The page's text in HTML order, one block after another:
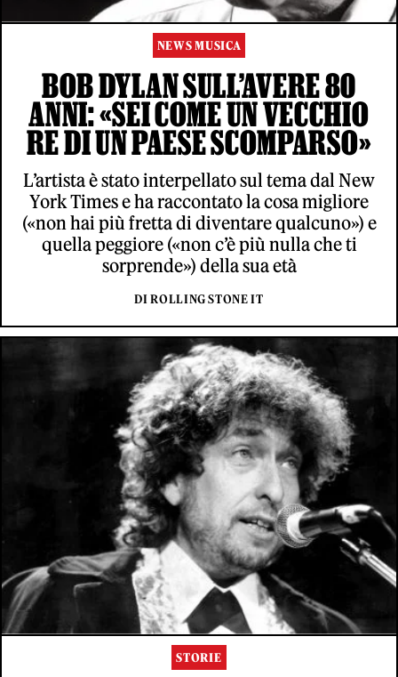
NEWS MUSICA
BOB DYLAN SULL’AVERE 80
ANNI: «SEI COME UN VECCHIO
RE DI UN PAESE SCOMPARSO»
L’artista è stato interpellato sul tema dal New
York Times e ha raccontato la cosa migliore
(«non hai più fretta di diventare qualcuno») e
quella peggiore («non c’è più nulla che ti
sorprende») della sua età
DI ROLLING STONE IT
STORIE